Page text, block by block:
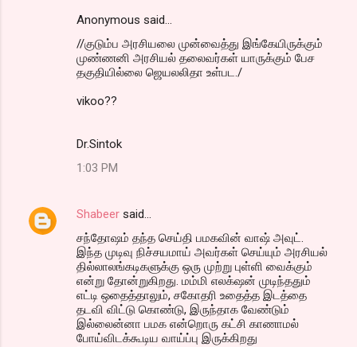
Anonymous said…
//குடும்ப அரசியலை முன்வைத்து இங்கேயிருக்கும்
முண்ணனி அரசியல் தலைவர்கள் யாருக்கும் பேச
தகுதியில்லை ஜெயலலிதா உள்பட./
vikoo??
Dr.Sintok
1:03 PM
Shabeer said…
சந்தோஷம் தந்த செய்தி பமகவின் வாஷ் அவுட்.
இந்த முடிவு நிச்சயமாய் அவர்கள் செய்யும் அரசியல்
தில்லாலங்கடிகளுக்கு ஒரு முற்று புள்ளி வைக்கும்
என்று தோன்றுகிறது. மம்மி எலக்‌ஷன் முடிந்ததும்
எட்டி ஒதைத்தாலும், சகோதரி உதைத்த இடத்தை
தடவி விட்டு கொண்டு, இருந்தாக வேண்டும்
இல்லைன்னா பமக என்றொரு கட்சி காணாமல்
போய்விடக்கூடிய வாய்ப்பு இருக்கிறது